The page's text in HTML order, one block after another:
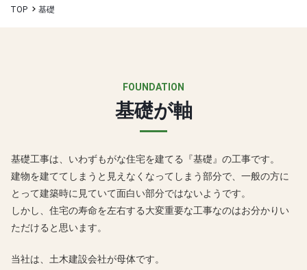
TOP 基礎
FOUNDATION
基礎が軸
基礎工事は、いわずもがな住宅を建てる『基礎』の工事です。
建物を建ててしまうと見えなくなってしまう部分で、一般の方に
とって建築時に見ていて面白い部分ではないようです。
しかし、住宅の寿命を左右する大変重要な工事なのはお分かりい
ただけると思います。
当社は、土木建設会社が母体です。